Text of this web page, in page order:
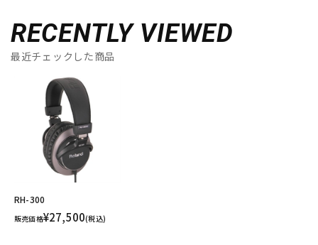
RECENTLY VIEWED
最近チェックした商品
RH-300
販売価格¥27,500(税込)